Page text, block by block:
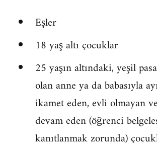
Eşler
18 yaş altı çocuklar
25 yaşın altındaki, yeşil
olan anne ya da babasıyla
ikamet eden, evli olmayan
devam eden (öğrenci
kanıtlanmak zorunda)